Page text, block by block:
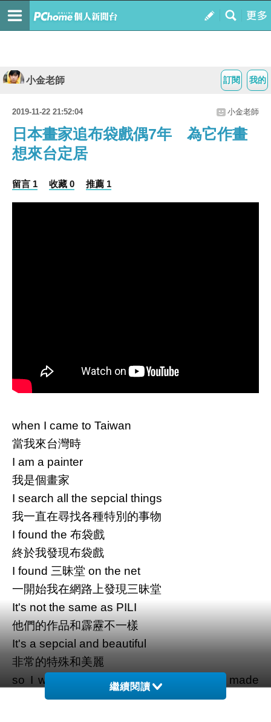
我的
訂閱
小金老師
2019-11-22 21:52:04 小金老師
日本畫家追布袋戲偶7年 為它作畫
想來台定居
留言 1 收藏 0 推薦 1
when I came to Taiwan
當我來台灣時
I am a painter
我是個畫家
I search all the sepcial things
我一直在尋找各種特別的事物
I found the 布袋戲
終於我發現布袋戲
I found 三昧堂 on the net
一開始我在網路上發現三昧堂
It's not the same as PILI
他們的作品和霹靂不一樣
It's a sepcial and beautiful
非常的特殊和美麗
so I want to know what kind of people made
繼續閱讀